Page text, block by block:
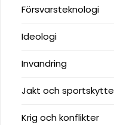
Försvarsteknologi
Ideologi
Invandring
Jakt och sportskytte
Krig och konflikter